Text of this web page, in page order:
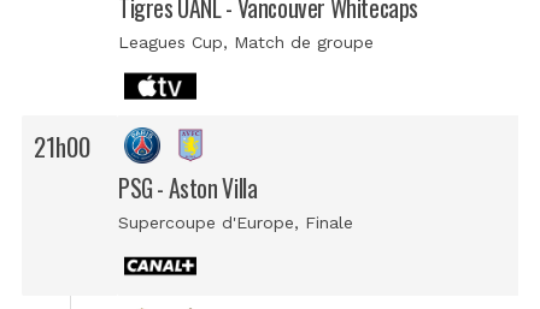
Tigres UANL - Vancouver Whitecaps
Leagues Cup, Match de groupe
21h00
PSG - Aston Villa
Supercoupe d'Europe, Finale